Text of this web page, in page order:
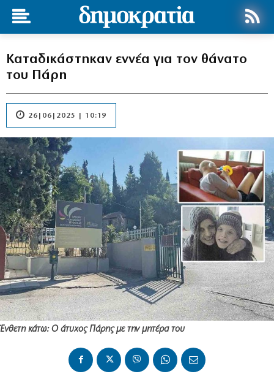
Καταδικάστηκαν εννέα για τον θάνατο
του Πάρη
26|06|2025 | 10:19
Ένθετη κάτω: Ο άτυχος Πάρης με την μητέρα του